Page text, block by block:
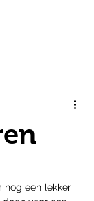
nog een lekker